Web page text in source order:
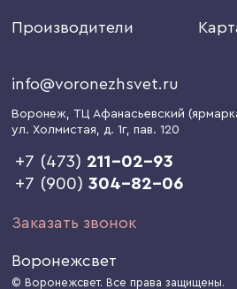
Производители
info@voronezhsvet.ru
Воронеж, ТЦ Афанасьевский
ул. Холмистая, д. 1г, пав. 120
+7 (473) 211-02-93
+7 (900)304-82-06
Заказать звонок
Воронежсвет
© Воронежсвет. Все права защищены.